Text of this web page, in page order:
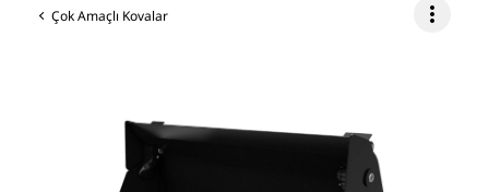
Çok Amaçlı Kovalar more_vert